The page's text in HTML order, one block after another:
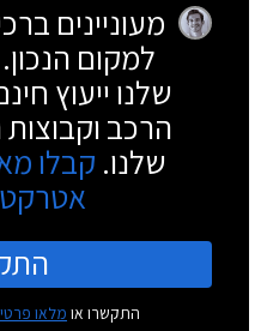
מעוניינים
למקום
שלנו ייעוץ
הרכב
שלנו. קבלו
התקשרו או מלאו